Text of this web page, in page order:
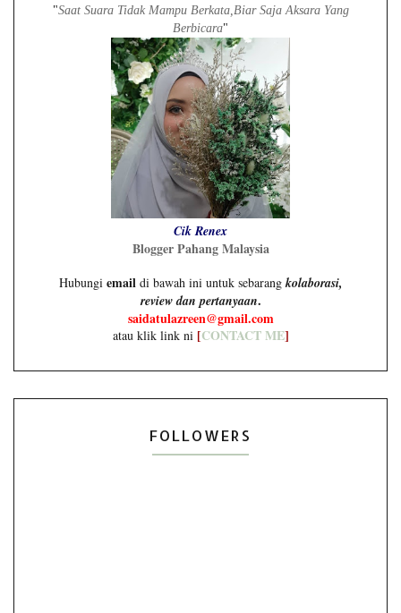
"Saat Suara Tidak Mampu Berkata,Biar Saja Aksara Yang
Berbicara"
Cik Renex
Blogger Pahang Malaysia
Hubungi emaildi bawah ini untuk sebarangkolaborasi,
review dan pertanyaan.
saidatulazreen@gmail.com
atau klik link ni [CONTACT ME]
FOLLOWERS